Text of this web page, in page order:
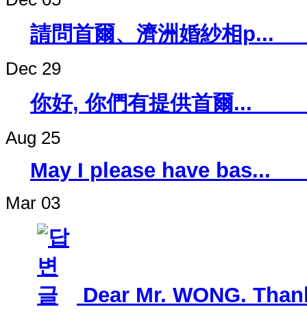
請問首爾、濟洲
Dec 29
你好, 你們有提
Aug 25
May I please
Mar 03
Dear Mr. WONG.